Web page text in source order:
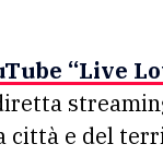
“Live
città e del